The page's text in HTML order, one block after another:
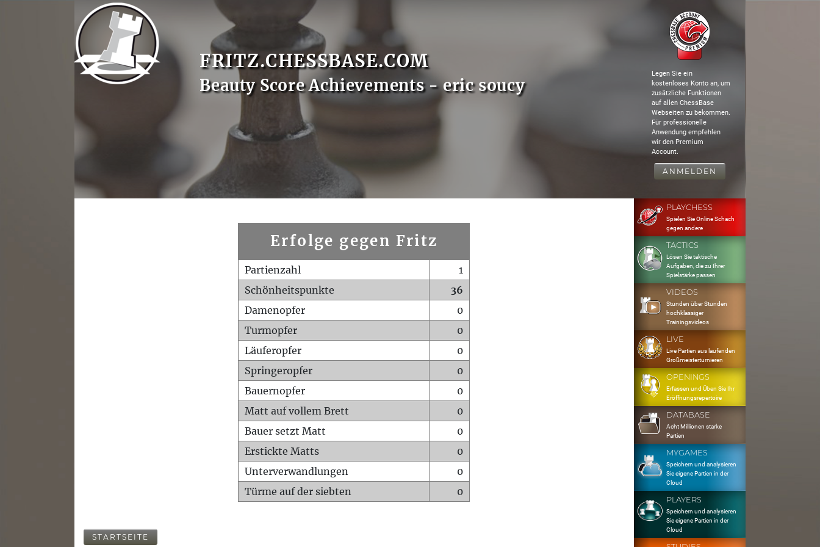
FRITZ.CHESSBASE.COM
Beauty Score Achievements - eric soucy
Legen Sie ein
kostenloses Konto an, um
zusätzliche Funktionen
auf allen ChessBase
Webseiten zu bekommen.
Für professionelle
Anwendung empfehlen
wir den Premium
Account.
ANMELDEN
Erfolge gegen Fritz
Partienzahl
1
Schönheitspunkte
36
Damenopfer
0
Turmopfer
0
Läuferopfer
0
Springeropfer
0
Bauernopfer
0
Matt auf vollem Brett
0
Bauer setzt Matt
0
Erstickte Matts
0
Unterverwandlungen
0
Türme auf der siebten
0
STARTSEITE
PLAYCHESS
Spielen Sie Online Schach
gegen andere
TACTICS
Lösen Sie taktische
Aufgaben, die zu Ihrer
Spielstärke passen
VIDEOS
Stunden über Stunden
hochklassiger
Trainingsvideos
LIVE
Live Partien aus laufenden
Großmeisterturnieren
OPENINGS
Erfassen und Üben Sie Ihr
Eröffnungsrepertoire
DATABASE
Acht Millionen starke
Partien
MYGAMES
Speichern und analysieren
Sie eigene Partien in der
Cloud
PLAYERS
Speichern und analysieren
Sie eigene Partien in der
Cloud